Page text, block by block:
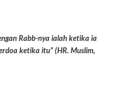
Rabb-nya ialah ketika ia
ketika itu” (HR. Muslim,